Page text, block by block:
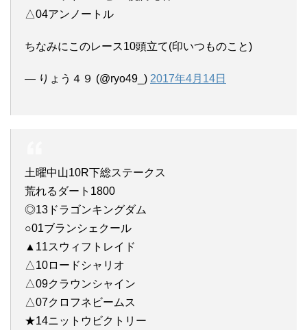
△04アンノートル
ちなみにこのレース10頭立て(印いつものこと)
— りょう４９ (@ryo49_) 2017年4月14日
土曜中山10R下総ステークス
荒れるダート1800
◎13ドラゴンキングダム
○01ブランシェクール
▲11スウィフトレイド
△10ロードシャリオ
△09クラウンシャイン
△07クロフネビームス
★14ニットウビクトリー